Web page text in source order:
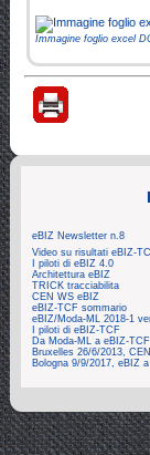
Immagine foglio excel
eBIZ Newsletter n.8
Video su risultati eBIZ-
I piloti di eBIZ 4.0
Architettura eBIZ
TRICK tracciabilita
CEN WS eBIZ
eBIZ-TCF sommario
eBIZ/Moda-ML 2018-1
I piloti di eBIZ-TCF
Da Moda-ML a eBIZ-TCF
Bruxelles 26/6/2013,
Bologna 9/9/2017, eBIZ